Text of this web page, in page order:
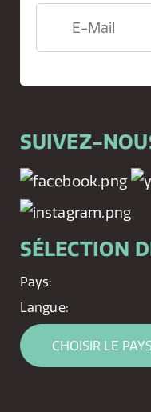
SUIVEZ-
SÉLECTION
Pays:
Langue:
CHOISIR LE